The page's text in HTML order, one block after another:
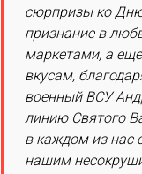
сюрпризы ко
признание в
маркетами, а
вкусам,
военный ВСУ
линию Святого
в каждом из нас
нашим